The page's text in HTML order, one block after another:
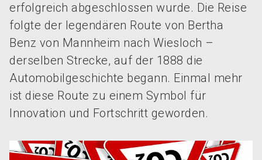
erfolgreich abgeschlossen wurde. Die Reise
folgte der legendären Route von Bertha
Benz von Mannheim nach Wiesloch –
derselben Strecke, auf der 1888 die
Automobilgeschichte begann. Einmal mehr
ist diese Route zu einem Symbol für
Innovation und Fortschritt geworden.